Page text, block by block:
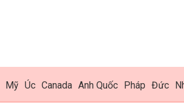
Mỹ Úc Canada Anh Quốc Pháp Đức